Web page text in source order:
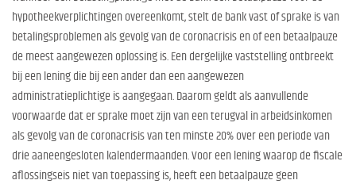
hypotheekverplichtingen overeenkomt, stelt de bank vast of sprake is van
betalingsproblemen als gevolg van de coronacrisis en of een betaalpauze
de meest aangewezen oplossing is. Een dergelijke vaststelling ontbreekt
bij een lening die bij een ander dan een aangewezen
administratieplichtige is aangegaan. Daarom geldt als aanvullende
voorwaarde dat er sprake moet zijn van een terugval in arbeidsinkomen
als gevolg van de coronacrisis van ten minste 20% over een periode van
drie aaneengesloten kalendermaanden. Voor een lening waarop de fiscale
aflossingseis niet van toepassing is, heeft een betaalpauze geen